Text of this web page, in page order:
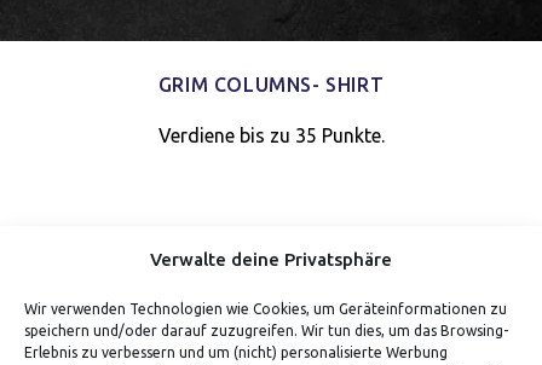
Verwalte deine Privatsphäre
Wir verwenden Technologien wie Cookies, um Geräteinformationen zu
speichern und/oder darauf zuzugreifen. Wir tun dies, um das Browsing-
Erlebnis zu verbessern und um (nicht) personalisierte Werbung
GRIM COLUMNS- SHIRT
Verdiene bis zu 35 Punkte.